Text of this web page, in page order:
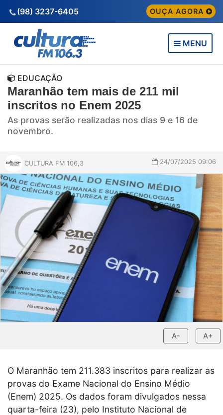
(98) 3237-6405 OUÇA AGORA
MENU
EDUCAÇÃO
Maranhão tem mais de 211 mil
inscritos no Enem 2025
As provas serão realizadas nos dias 9 e 16 de
novembro.
CULTURA FM 106,3 24/07/2025 09:06
A- A+
O Maranhão tem 211.383 inscritos para realizar as
provas do Exame Nacional do Ensino Médio
(Enem) 2025. Os dados foram divulgados nessa
quarta-feira (23), pelo Instituto Nacional de